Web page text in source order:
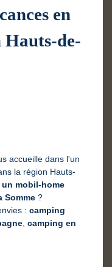
en
de-
accueille dans l'un
la région Hauts-
un mobil-home
Somme ?
: camping
camping en